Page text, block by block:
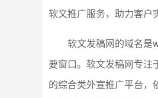
软文推广服务，助力客户
软文发稿网的域名是
要窗口。软文发稿网专注
的综合类外宣推广平台，